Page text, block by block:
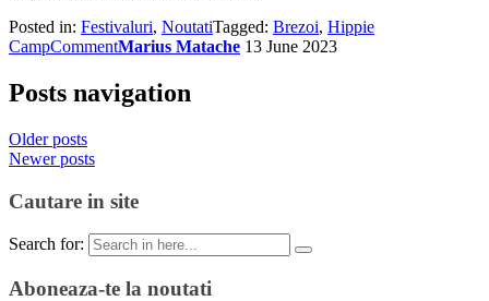
Posted in: Festivaluri, NoutatiTagged: Brezoi, Hippie
CampCommentMarius Matache 13 June 2023
Posts navigation
Older posts
Newer posts
Cautare in site
Search for:
Aboneaza-te la noutati